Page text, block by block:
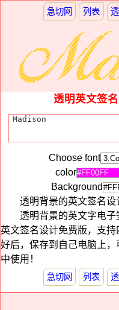
急切网 列表
透明英文签
Choose font
color
Background
透明背景的英文签名设
透明背景的英文字电
英文签名设计免费版，支
好后，保存到自己电脑上
中使用！
急切网 列表